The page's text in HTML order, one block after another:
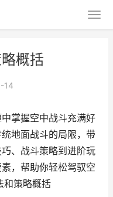
概括
14
掌握空中战斗充满好
地面战斗的局限，带
、战斗策略到进阶玩
，帮助你轻松驾驭空
和策略概括